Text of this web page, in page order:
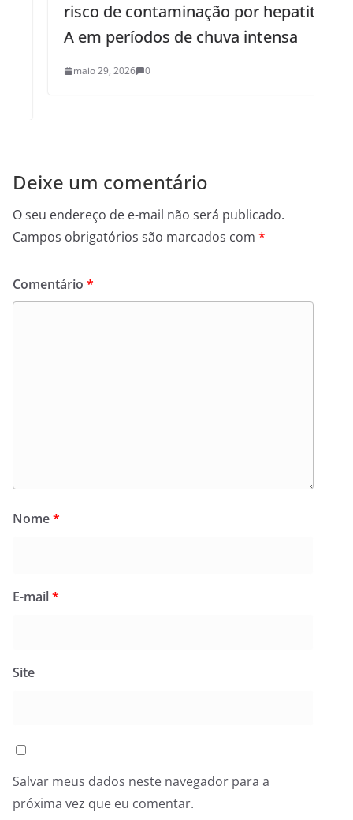
risco de contaminação por hepatite
A em períodos de chuva intensa
maio 29, 2026 0
Deixe um comentário
O seu endereço de e-mail não será publicado.
Campos obrigatórios são marcados com *
Comentário *
Nome*
E-mail*
Site
Salvar meus dados neste navegador para a
próxima vez que eu comentar.